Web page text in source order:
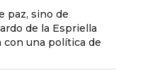
paz, sino de
de la Espriella
con una política de